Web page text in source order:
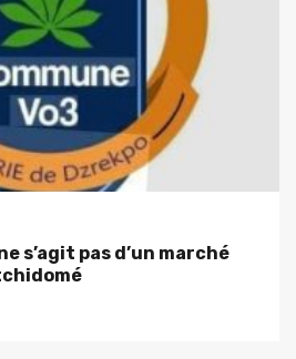
s’agit pas d’un marché